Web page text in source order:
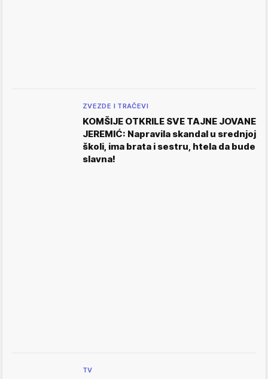
ZVEZDE I TRAČEVI
KOMŠIJE OTKRILE SVE TAJNE JOVANE
JEREMIĆ: Napravila skandal u srednjoj
školi, ima brata i sestru, htela da bude
slavna!
TV